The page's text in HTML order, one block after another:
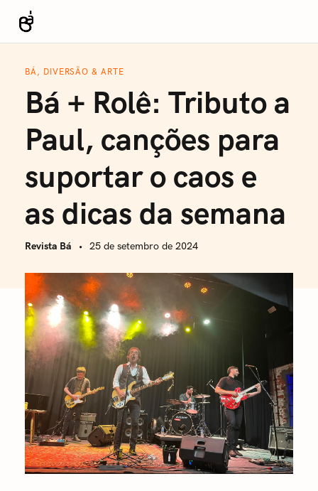
i
Revista Bá
BÁ, DIVERSÃO & ARTE
Bá + Rolê: Tributo a
Paul, canções para
suportar o caos e
as dicas da semana
Revista Bá 25 de setembro de 2024